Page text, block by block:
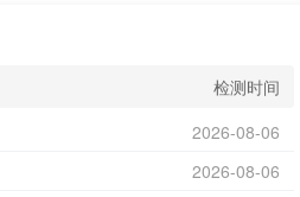
检测时间
2026-08-06
2026-08-06